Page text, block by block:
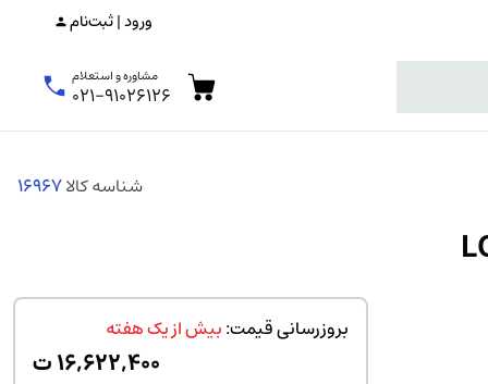
ورود | ثبت‌نام
مشاوره و استعلام
۰۲۱-۹۱۰۲۶۱۲۶
شناسه کالا16967
بروزرسانی قیمت:بیش از یک هفته
۱۶,۶۲۲,۴۰۰ت